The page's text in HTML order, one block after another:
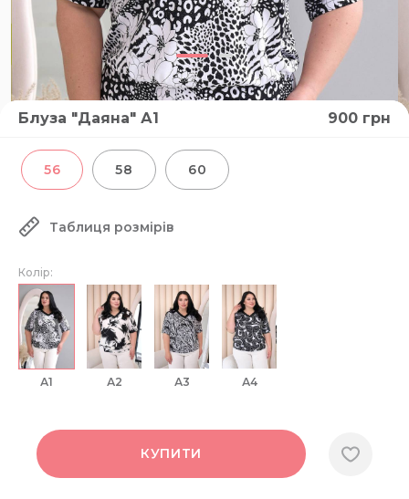
Блуза "Даяна" А1 900 грн
56 58 60
Таблиця розмірів
Колір:
А1 А2 А3 А4
КУПИТИ